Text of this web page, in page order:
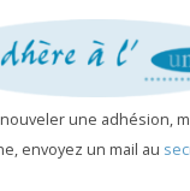
une adhésion,
envoyez un mail au